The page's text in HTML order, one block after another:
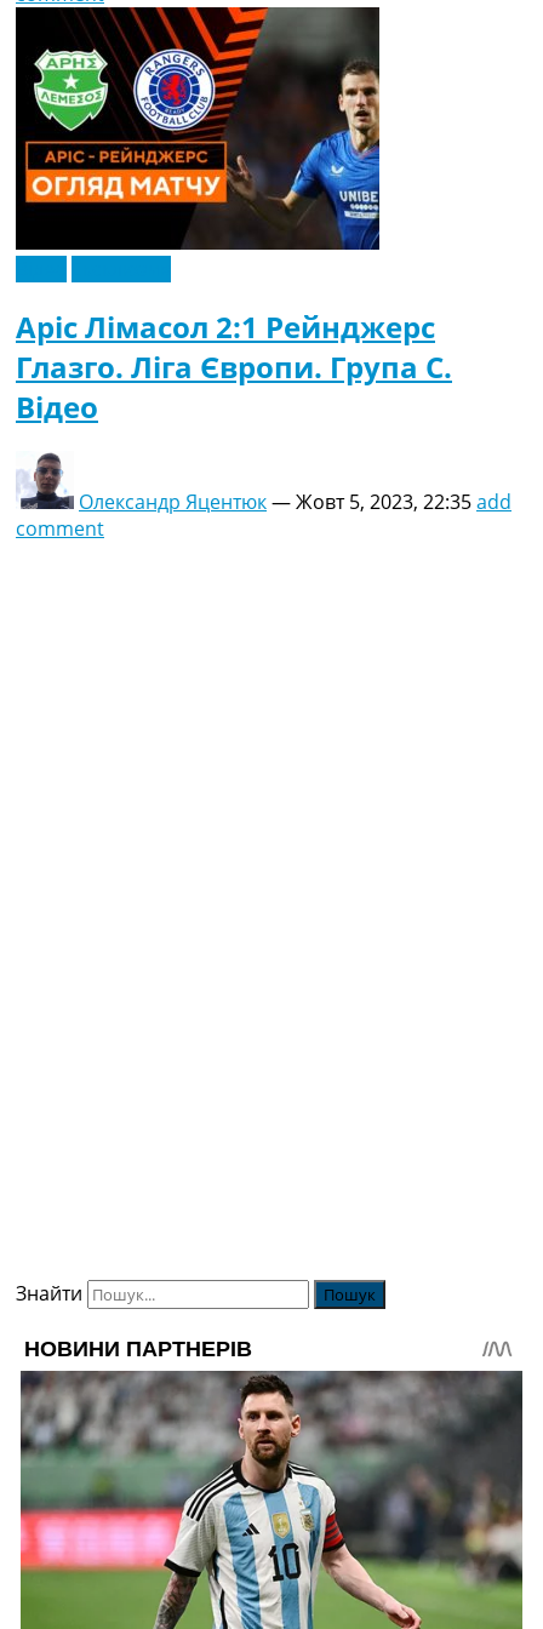
Аріс Лімасол 2:1 Рейнджерс
Глазго. Ліга Європи. Група C.
Відео
Олександр Яцентюк—Жовт 5, 2023, 22:35add
comment
Знайти